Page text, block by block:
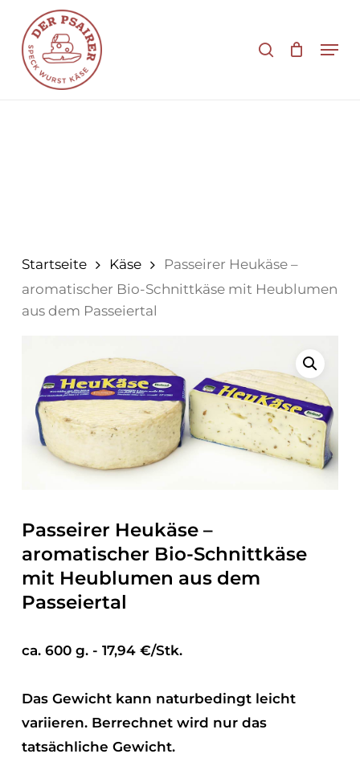
Hauptinhalt
springen
Startseite Käse
Passeirer Heukäse –
aromatischer Bio-Schnittkäse mit Heublumen
aus dem Passeiertal
Passeirer Heukäse –
aromatischer Bio-Schnittkäse
mit Heublumen aus dem
Passeiertal
ca. 600 g. - 17,94 €/Stk.
Das Gewicht kann naturbedingt leicht
variieren. Berrechnet wird nur das
tatsächliche Gewicht.